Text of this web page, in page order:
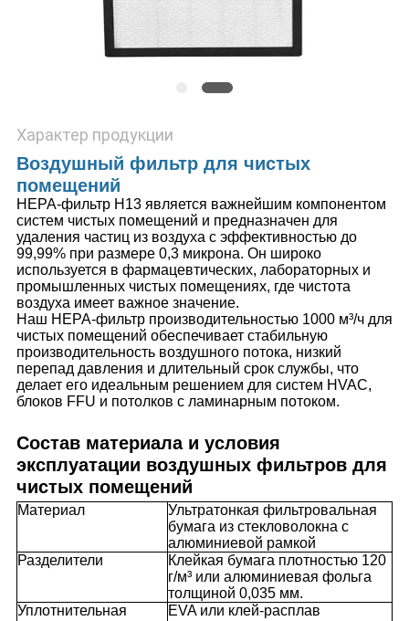
Характер продукции
Воздушный фильтр для чистых
помещений
HEPA-фильтр H13 является важнейшим компонентом
систем чистых помещений и предназначен для
удаления частиц из воздуха с эффективностью до
99,99% при размере 0,3 микрона. Он широко
используется в фармацевтических, лабораторных и
промышленных чистых помещениях, где чистота
воздуха имеет важное значение.
Наш HEPA-фильтр производительностью 1000 м³/ч для
чистых помещений обеспечивает стабильную
производительность воздушного потока, низкий
перепад давления и длительный срок службы, что
делает его идеальным решением для систем HVAC,
блоков FFU и потолков с ламинарным потоком.
Состав материала и условия
эксплуатации воздушных фильтров для
чистых помещений
Материал
Ультратонкая фильтровальная
бумага из стекловолокна с
алюминиевой рамкой
Разделители
Клейкая бумага плотностью 120
г/м³ или алюминиевая фольга
толщиной 0,035 мм.
Уплотнительная
EVA или клей-расплав